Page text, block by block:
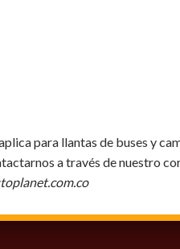
para llantas de buses y
a través de nuestro